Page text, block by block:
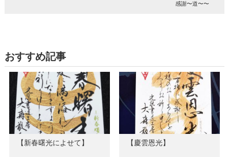
感謝〜道〜〜
おすすめ記事
【新春曙光によせて】 【慶雲恩光】